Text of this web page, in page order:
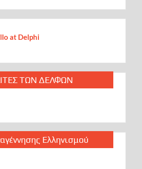
at Delphi
ΤΩΝ ΔΕΛΦΩΝ
Ελληνισμού